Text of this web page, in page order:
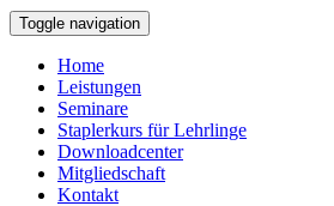
Toggle navigation
Home
Leistungen
Seminare
Staplerkurs für Lehrlinge
Downloadcenter
Mitgliedschaft
Kontakt